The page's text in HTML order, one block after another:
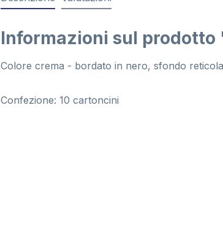
Informazioni sul prodotto
Colore crema - bordato in nero, sfondo
Confezione: 10 cartoncini